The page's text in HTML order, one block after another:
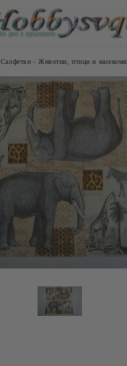
Салфетки - Животни, птици и насекоми